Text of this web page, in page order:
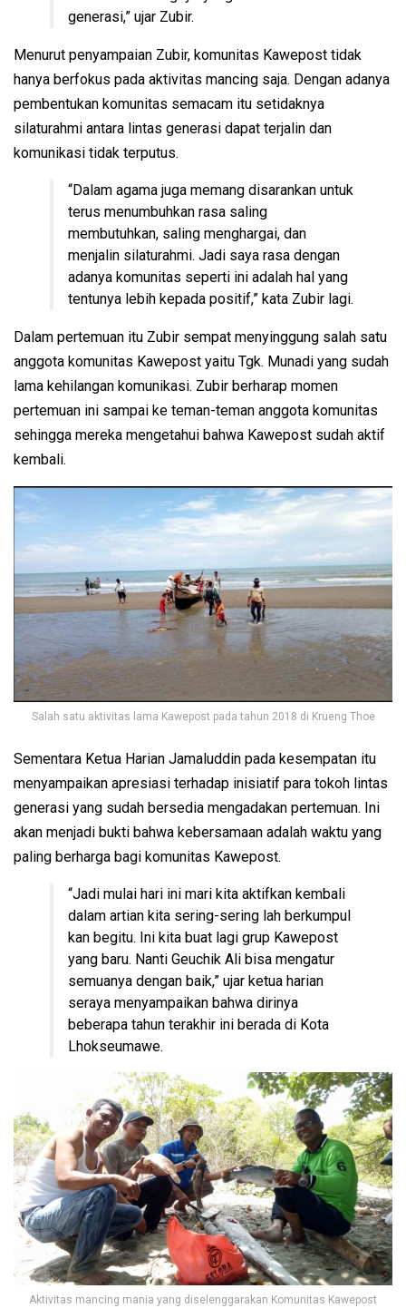
generasi,” ujar Zubir.
Menurut penyampaian Zubir, komunitas Kawepost tidak
hanya berfokus pada aktivitas mancing saja. Dengan adanya
pembentukan komunitas semacam itu setidaknya
silaturahmi antara lintas generasi dapat terjalin dan
komunikasi tidak terputus.
“Dalam agama juga memang disarankan untuk
terus menumbuhkan rasa saling
membutuhkan, saling menghargai, dan
menjalin silaturahmi. Jadi saya rasa dengan
adanya komunitas seperti ini adalah hal yang
tentunya lebih kepada positif,” kata Zubir lagi.
Dalam pertemuan itu Zubir sempat menyinggung salah satu
anggota komunitas Kawepost yaitu Tgk. Munadi yang sudah
lama kehilangan komunikasi. Zubir berharap momen
pertemuan ini sampai ke teman-teman anggota komunitas
sehingga mereka mengetahui bahwa Kawepost sudah aktif
kembali.
Salah satu aktivitas lama Kawepost pada tahun 2018 di Krueng Thoe
Sementara Ketua Harian Jamaluddin pada kesempatan itu
menyampaikan apresiasi terhadap inisiatif para tokoh lintas
generasi yang sudah bersedia mengadakan pertemuan. Ini
akan menjadi bukti bahwa kebersamaan adalah waktu yang
paling berharga bagi komunitas Kawepost.
“Jadi mulai hari ini mari kita aktifkan kembali
dalam artian kita sering-sering lah berkumpul
kan begitu. Ini kita buat lagi grup Kawepost
yang baru. Nanti Geuchik Ali bisa mengatur
semuanya dengan baik,” ujar ketua harian
seraya menyampaikan bahwa dirinya
beberapa tahun terakhir ini berada di Kota
Lhokseumawe.
Aktivitas mancing mania yang diselenggarakan Komunitas Kawepost